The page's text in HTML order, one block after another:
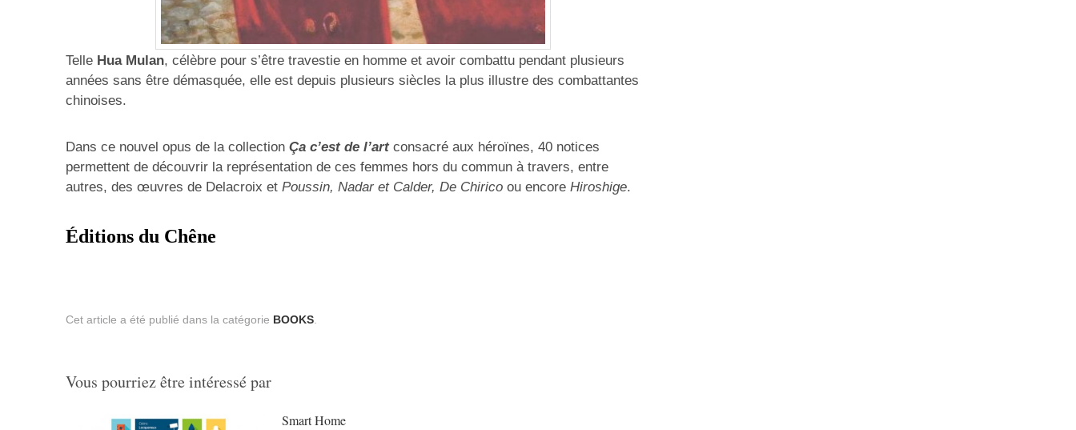
Telle Hua Mulan, célèbre pour s’être travestie en homme et avoir combattu pendant plusieurs
années sans être démasquée, elle est depuis plusieurs siècles la plus illustre des combattantes
chinoises.
Dans ce nouvel opus de la collection Ça c’est de l’artconsacré aux héroïnes, 40 notices
permettent de découvrir la représentation de ces femmes hors du commun à travers, entre
autres, des œuvres de Delacroix et Poussin, Nadar et Calder, De Chirico ou encore Hiroshige.
Éditions du Chêne
Cet article a été publié dans la catégorie BOOKS
Vous pourriez être intéressé par
Smart Home